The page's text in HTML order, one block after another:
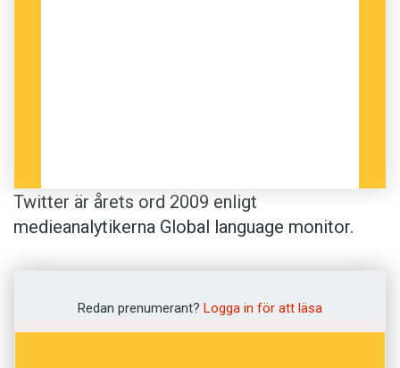
Twitter är årets ord 2009 enligt
medieanalytikerna Global language monitor.
engelska orden på nätet. Med samma metod
Redan prenumerant? Logga in för att läsa